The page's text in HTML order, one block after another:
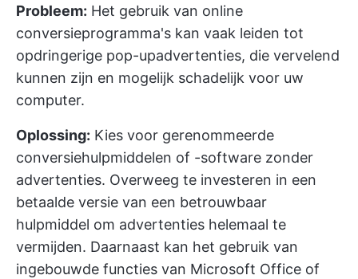
Probleem: Het gebruik van online
conversieprogramma's kan vaak leiden tot
opdringerige pop-upadvertenties, die vervelend
kunnen zijn en mogelijk schadelijk voor uw
computer.
Oplossing: Kies voor gerenommeerde
conversiehulpmiddelen of -software zonder
advertenties. Overweeg te investeren in een
betaalde versie van een betrouwbaar
hulpmiddel om advertenties helemaal te
vermijden. Daarnaast kan het gebruik van
ingebouwde functies van Microsoft Office of